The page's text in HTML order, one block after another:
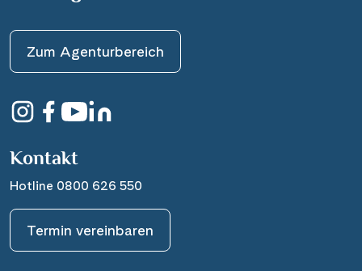
Zum Agenturbereich
Kontakt
Hotline 0800 626 550
Termin vereinbaren